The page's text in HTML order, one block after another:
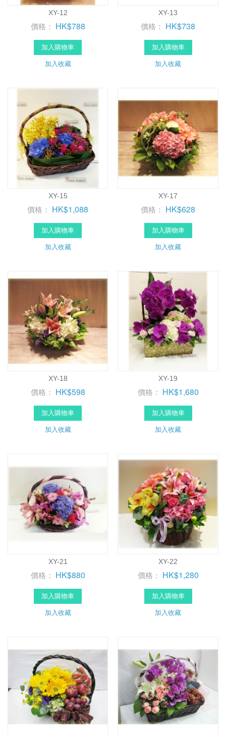
XY-12
價格： HK$788
加入購物車
加入收藏
XY-13
價格： HK$738
加入購物車
加入收藏
XY-15
價格： HK$1,088
加入購物車
加入收藏
XY-17
價格： HK$628
加入購物車
加入收藏
XY-18
價格： HK$598
加入購物車
加入收藏
XY-19
價格： HK$1,680
加入購物車
加入收藏
XY-21
價格： HK$880
加入購物車
加入收藏
XY-22
價格： HK$1,280
加入購物車
加入收藏